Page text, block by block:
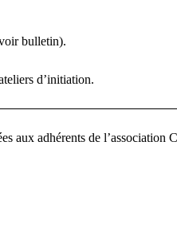
bulletin).
d’initiation.
aux adhérents de l’association